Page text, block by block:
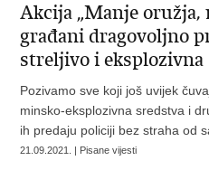
Akcija „Manje oružja,
građani dragovoljno
streljivo i eksplozivna
Pozivamo sve koji još uvijek
minsko-eksplozivna sredstva i
ih predaju policiji bez straha od
21.09.2021. | Pisane vijesti